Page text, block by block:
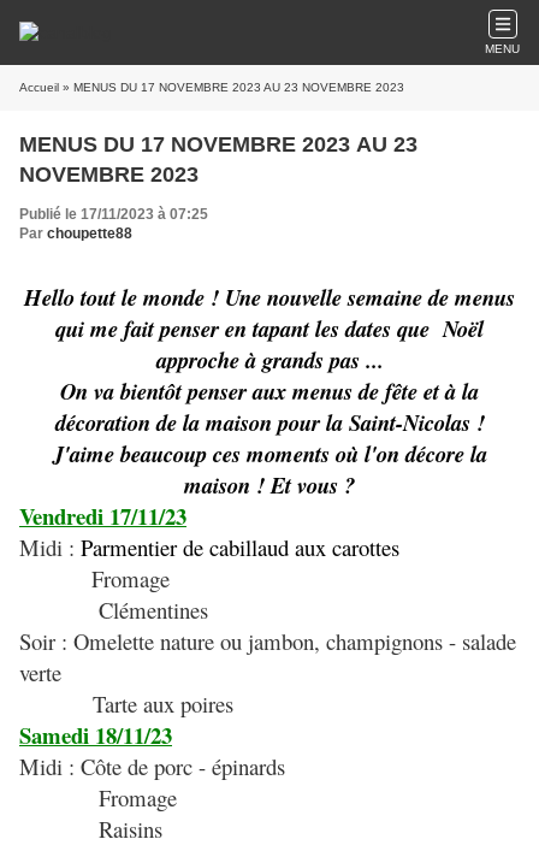
MENU
Accueil » MENUS DU 17 NOVEMBRE 2023 AU 23 NOVEMBRE 2023
MENUS DU 17 NOVEMBRE 2023 AU 23
NOVEMBRE 2023
Publié le 17/11/2023 à 07:25
Par choupette88
Hello tout le monde ! Une nouvelle semaine de menus
qui me fait penser en tapant les dates que Noël
approche à grands pas ...
On va bientôt penser aux menus de fête et à la
décoration de la maison pour la Saint-Nicolas !
J'aime beaucoup ces moments où l'on décore la
maison ! Et vous ?
Vendredi 17/11/23
Midi : Parmentier de cabillaud aux carottes
Fromage
Clémentines
Soir : Omelette nature ou jambon, champignons - salade
verte
Tarte aux poires
Samedi 18/11/23
Midi : Côte de porc - épinards
Fromage
Raisins